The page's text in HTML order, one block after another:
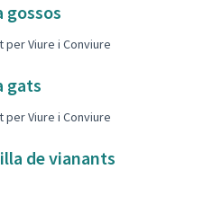
gossos
per Viure i Conviure
gats
per Viure i Conviure
de vianants